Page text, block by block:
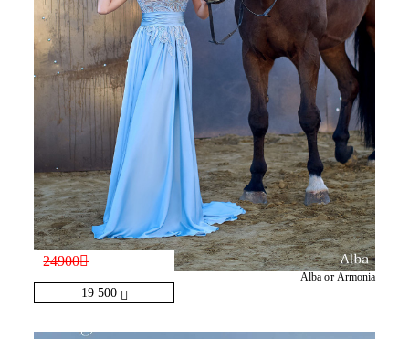
19 500
24900
Alba от Armonia